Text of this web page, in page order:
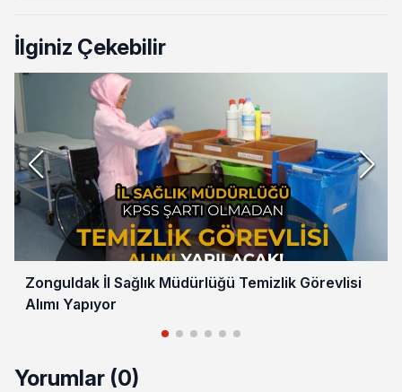
İlginiz Çekebilir
Zonguldak İl Sağlık Müdürlüğü Temizlik Görevlisi
Alımı Yapıyor
Yorumlar (0)